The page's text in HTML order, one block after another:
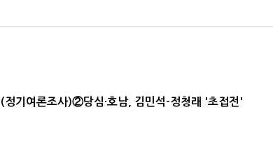
(정기여론조사)②당심·호남, 김민석-정청래 '초접전'